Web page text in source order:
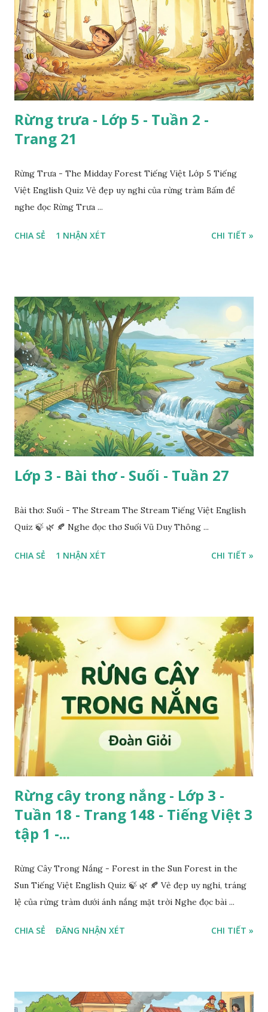
Rừng trưa - Lớp 5 - Tuần 2 -
Trang 21
Rừng Trưa - The Midday Forest Tiếng Việt Lớp 5 Tiếng
Việt English Quiz Vẻ đẹp uy nghi của rừng tràm Bấm để
nghe đọc Rừng Trưa ...
CHIA SẺ 1 NHẬN XÉT CHI TIẾT »
Lớp 3 - Bài thơ - Suối - Tuần 27
Bài thơ: Suối - The Stream The Stream Tiếng Việt English
Quiz 🍃 🌿 🍂 Nghe đọc thơ Suối Vũ Duy Thông ...
CHIA SẺ 1 NHẬN XÉT CHI TIẾT »
Rừng cây trong nắng - Lớp 3 -
Tuần 18 - Trang 148 - Tiếng Việt 3
tập 1 -...
Rừng Cây Trong Nắng - Forest in the Sun Forest in the
Sun Tiếng Việt English Quiz 🍃 🌿 🍂 Vẻ đẹp uy nghi, tráng
lệ của rừng tràm dưới ánh nắng mặt trời Nghe đọc bài ...
CHIA SẺ ĐĂNG NHẬN XÉT CHI TIẾT »